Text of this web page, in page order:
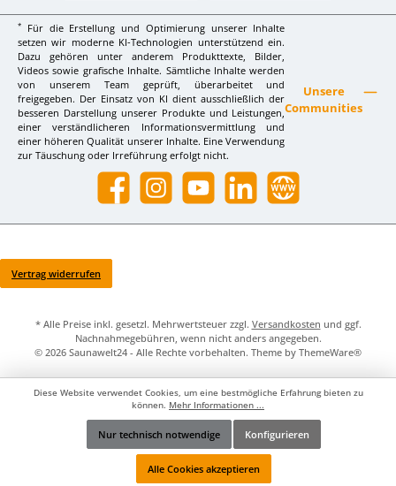
*
Für die Erstellung und Optimierung unserer Inhalte
setzen wir moderne KI-Technologien unterstützend ein.
Dazu gehören unter anderem Produkttexte, Bilder,
Videos sowie grafische Inhalte. Sämtliche Inhalte werden
von unserem Team geprüft, überarbeitet und
freigegeben. Der Einsatz von KI dient ausschließlich der
besseren Darstellung unserer Produkte und Leistungen,
einer verständlicheren Informationsvermittlung und
einer höheren Qualität unserer Inhalte. Eine Verwendung
zur Täuschung oder Irreführung erfolgt nicht.
Unsere
Communities
Facebook InstagramYouTube LinkedIn Website
Vertrag widerrufen
* Alle Preise inkl. gesetzl. Mehrwertsteuer zzgl. Versandkosten und ggf.
Nachnahmegebühren, wenn nicht anders angegeben.
© 2026 Saunawelt24 - Alle Rechte vorbehalten. Theme by ThemeWare®
Werkzeugleiste anzeigen
Diese Website verwendet Cookies, um eine bestmögliche Erfahrung bieten zu
können. Mehr Informationen ...
Nur technisch notwendige Konfigurieren
Alle Cookies akzeptieren